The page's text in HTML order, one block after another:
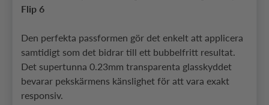
Flip 6
Den perfekta passformen gör det enkelt att applicera
samtidigt som det bidrar till ett bubbelfritt resultat.
Det supertunna 0.23mm transparenta glasskyddet
bevarar pekskärmens känslighet för att vara exakt
responsiv.